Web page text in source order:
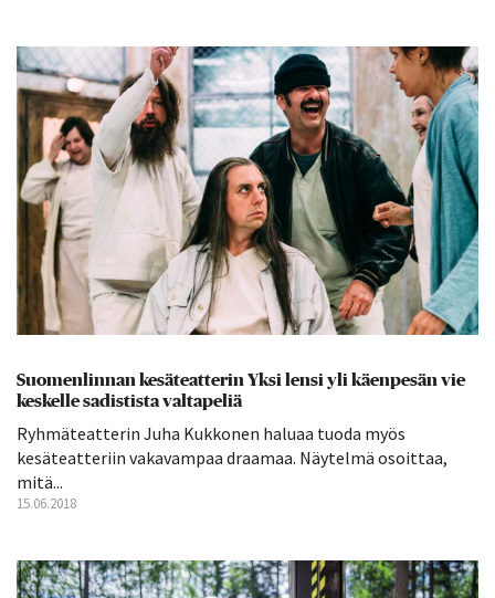
Suomenlinnan kesäteatterin Yksi lensi yli käenpesän vie
keskelle sadistista valtapeliä
Ryhmäteatterin Juha Kukkonen haluaa tuoda myös
kesäteatteriin vakavampaa draamaa. Näytelmä osoittaa,
mitä...
15.06.2018